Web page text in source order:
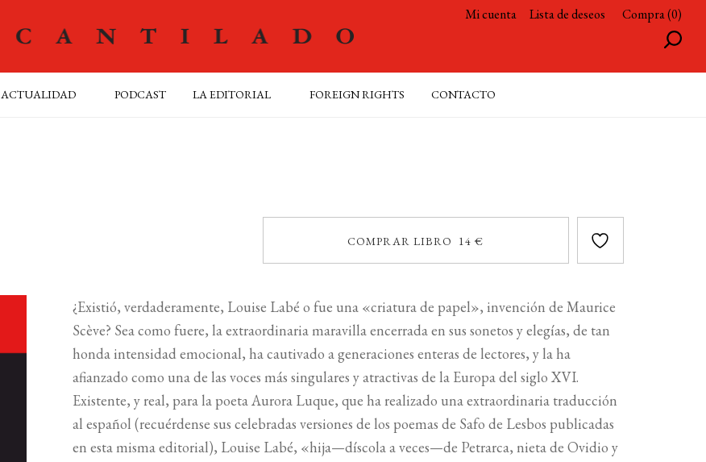
Mi cuenta Lista de deseos Compra (0)
ACTUALIDAD PODCAST LA EDITORIAL FOREIGN RIGHTS CONTACTO
COMPRAR LIBRO 14 €
¿Existió, verdaderamente, Louise Labé o fue una «criatura de papel», invención de Maurice
Scève? Sea como fuere, la extraordinaria maravilla encerrada en sus sonetos y elegías, de tan
honda intensidad emocional, ha cautivado a generaciones enteras de lectores, y la ha
afianzado como una de las voces más singulares y atractivas de la Europa del siglo XVI.
Existente, y real, para la poeta Aurora Luque, que ha realizado una extraordinaria traducción
al español (recuérdense sus celebradas versiones de los poemas de Safo de Lesbos publicadas
en esta misma editorial), Louise Labé, «hija—díscola a veces—de Petrarca, nieta de Ovidio y